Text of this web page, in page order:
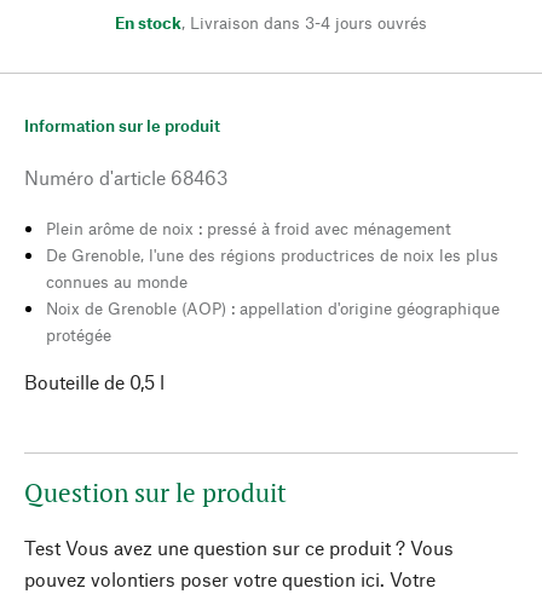
En stock, Livraison dans 3-4 jours ouvrés
Information sur le produit
Numéro d'article 68463
Plein arôme de noix : pressé à froid avec ménagement
De Grenoble, l'une des régions productrices de noix les plus
connues au monde
Noix de Grenoble (AOP) : appellation d'origine géographique
protégée
Bouteille de 0,5 l
Question sur le produit
Test Vous avez une question sur ce produit ? Vous
pouvez volontiers poser votre question ici. Votre